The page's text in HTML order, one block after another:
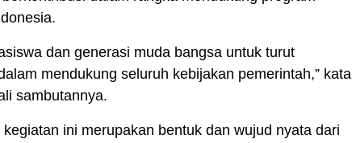
dan generasi muda bangsa untuk turut
mendukung seluruh kebijakan pemerintah,” kata
sambutannya.
ini merupakan bentuk dan wujud nyata dari